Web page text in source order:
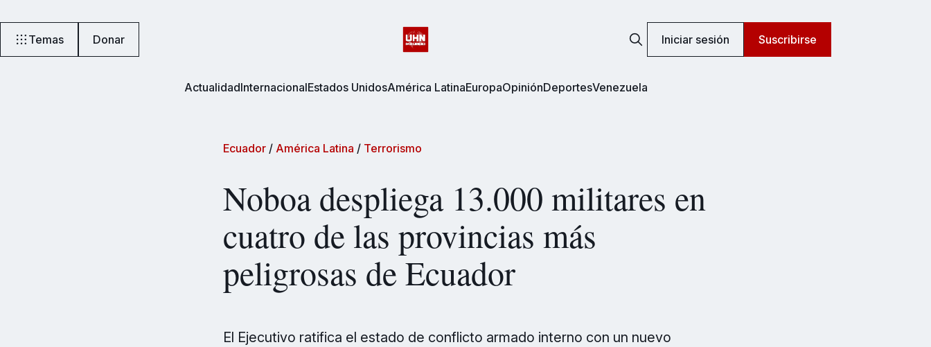
Temas Donar Iniciar sesión Suscribirse
ActualidadInternacionalEstados UnidosAmérica LatinaEuropaOpiniónDeportesVenezuela
Ecuador / América Latina / Terrorismo
Noboa despliega 13.000 militares en
cuatro de las provincias más
peligrosas de Ecuador
El Ejecutivo ratifica el estado de conflicto armado interno con un nuevo